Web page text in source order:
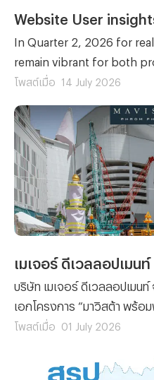
In Quarter 2, 2026 for
remain vibrant for both
Therefore, our
anyone in the real estate
renter, investor, or agent
understand current
real estate market
โพสต์เมื่อ 14 July 2026
บริษัท เมเจอร์ ดีเวลลอปเมนท์
เอกโครงการ “มาวิสต้า พร้อ
PHONG) คอนโดมิเนียมระดับ
อย่างเป็นทางการ ซึ่งพื้นที่โค
โพสต์เมื่อ 01 July 2026